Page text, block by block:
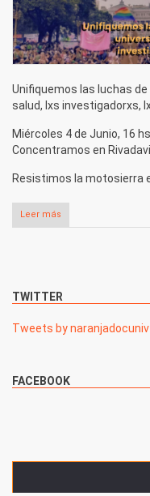
Unifiquemos las luchas
salud, lxs investigadorxs,
Miércoles 4 de Junio, 16 hs
Concentramos en
Resistimos la motosierra
Leer más
TWITTER
Tweets by naranjadocuniv
FACEBOOK